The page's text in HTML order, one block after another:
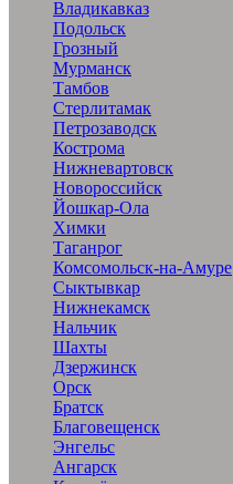
Владикавказ
Подольск
Грозный
Мурманск
Тамбов
Стерлитамак
Петрозаводск
Кострома
Нижневартовск
Новороссийск
Йошкар-Ола
Химки
Таганрог
Комсомольск-на-Амуре
Сыктывкар
Нижнекамск
Нальчик
Шахты
Дзержинск
Орск
Братск
Благовещенск
Энгельс
Ангарск